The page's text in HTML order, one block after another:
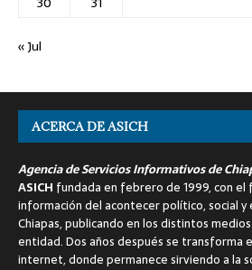
« Jul
ACERCA DE ASICH
Agencia de Servicios Informativos de
ASICH fundada en febrero de 1999, con
información del acontecer político, social
Chiapas, publicando en los distintos
entidad. Dos años después se transforma
internet, donde permanece sirviendo a la